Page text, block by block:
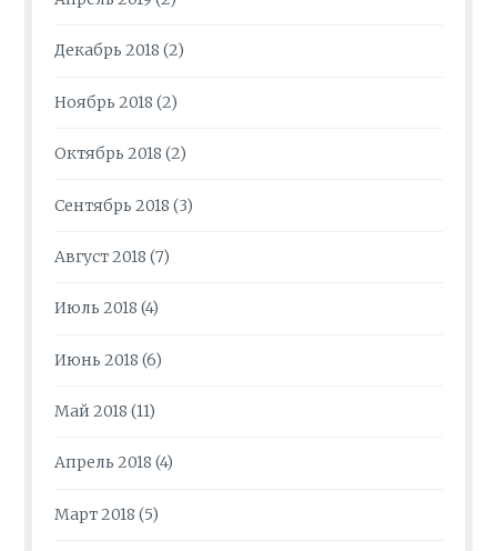
Декабрь 2018 (2)
Ноябрь 2018 (2)
Октябрь 2018 (2)
Сентябрь 2018 (3)
Август 2018 (7)
Июль 2018 (4)
Июнь 2018 (6)
Май 2018 (11)
Апрель 2018 (4)
Март 2018 (5)